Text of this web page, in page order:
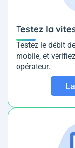
Testez la
Testez le débit
mobile, et
opérateur.